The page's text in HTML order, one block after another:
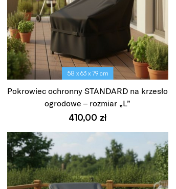
58 x 63 x 79 cm
Pokrowiec ochronny STANDARD na krzesło
ogrodowe – rozmiar „L”
410,00 zł